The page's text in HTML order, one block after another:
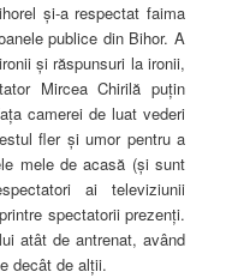
şi-a respectat faima
publice din Bihor. A
şi răspunsuri la ironii,
Mircea Chirilă puţin
camerei de luat vederi
fler şi umor pentru a
mele de acasă (şi sunt
ai televiziunii
spectatorii prezenţi.
atât de antrenat, având
decât de alţii.